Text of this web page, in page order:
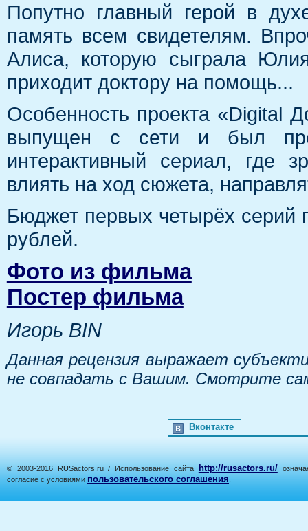
Попутно главный герой в
память всем свидетелям.
Алиса, которую сыграла
приходит доктору на помощь...
Особенность проекта «Digital
выпущен с сети и был
интерактивный сериал, где
влиять на ход сюжета,
Бюджет первых четырёх серий
рублей.
Фото из фильма
Постер фильма
Игорь BIN
Данная рецензия выражает
не совпадать с Вашим. Смотрите
Вконтакте
© 2003-2016 RUSactors.ru / Использование сайта http://rusactors.ru/
согласие с условиями пользовательского соглашения